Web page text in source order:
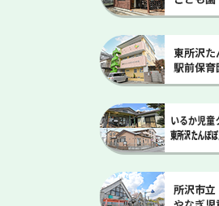
子育て支援センター
放課後児童クラブ
施設について
児童館とは
施設・設備紹介